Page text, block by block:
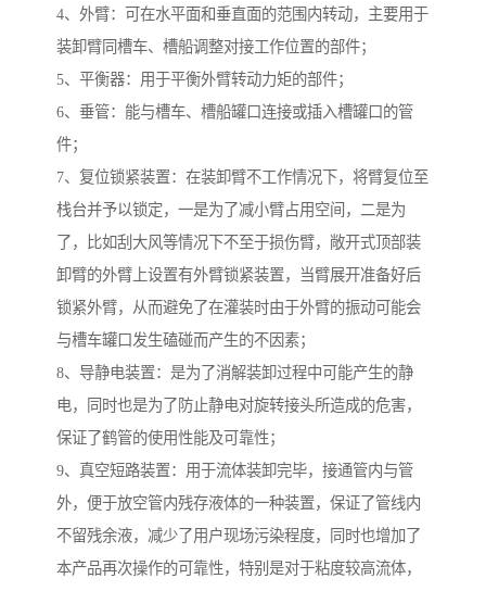
4、外臂：可在水平面和垂直面的范围内转动，主要用于
装卸臂同槽车、槽船调整对接工作位置的部件；
5、平衡器：用于平衡外臂转动力矩的部件；
6、垂管：能与槽车、槽船罐口连接或插入槽罐口的管
件；
7、复位锁紧装置：在装卸臂不工作情况下，将臂复位至
栈台并予以锁定，一是为了减小臂占用空间，二是为
了，比如刮大风等情况下不至于损伤臂，敞开式顶部装
卸臂的外臂上设置有外臂锁紧装置，当臂展开准备好后
锁紧外臂，从而避免了在灌装时由于外臂的振动可能会
与槽车罐口发生磕碰而产生的不因素；
8、导静电装置：是为了消解装卸过程中可能产生的静
电，同时也是为了防止静电对旋转接头所造成的危害，
保证了鹤管的使用性能及可靠性；
9、真空短路装置：用于流体装卸完毕，接通管内与管
外，便于放空管内残存液体的一种装置，保证了管线内
不留残余液，减少了用户现场污染程度，同时也增加了
本产品再次操作的可靠性，特别是对于粘度较高流体，